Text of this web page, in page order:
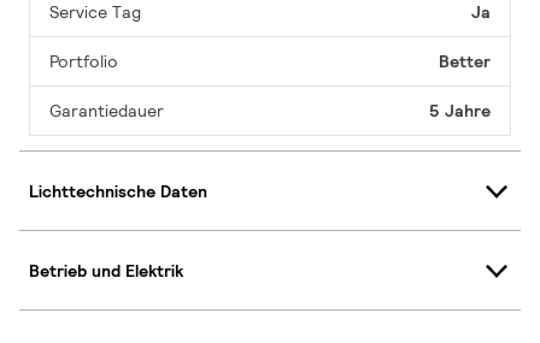
Service Tag Ja
Portfolio Better
Garantiedauer 5 Jahre
Lichttechnische Daten
Betrieb und Elektrik